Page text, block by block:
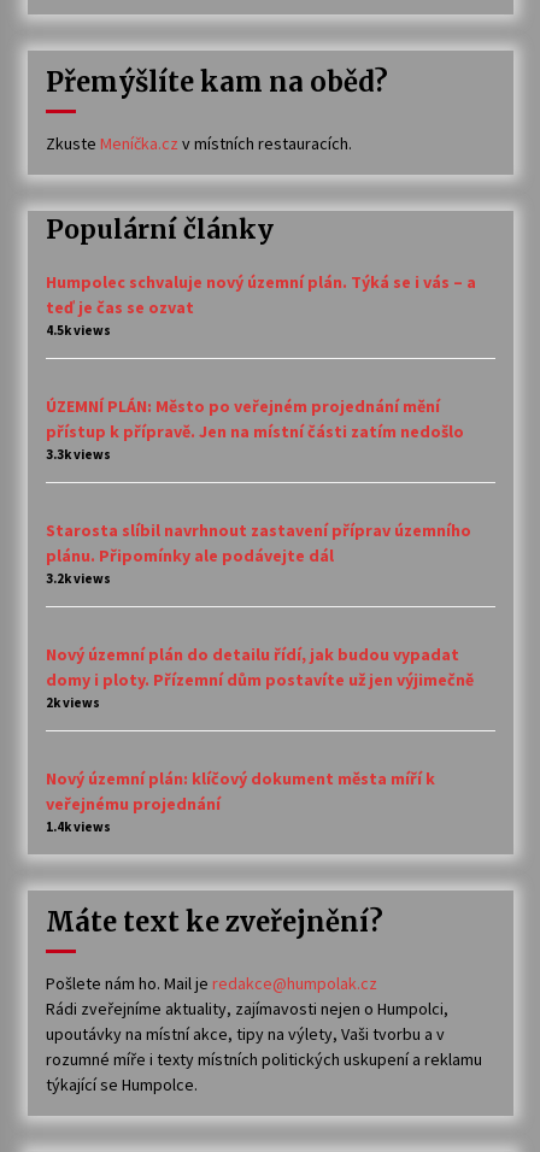
Přemýšlíte kam na oběd?
Zkuste Meníčka.cz v místních restauracích.
Populární články
Humpolec schvaluje nový územní plán. Týká se i vás – a
teď je čas se ozvat
4.5k views
ÚZEMNÍ PLÁN: Město po veřejném projednání mění
přístup k přípravě. Jen na místní části zatím nedošlo
3.3k views
Starosta slíbil navrhnout zastavení příprav územního
plánu. Připomínky ale podávejte dál
3.2k views
Nový územní plán do detailu řídí, jak budou vypadat
domy i ploty. Přízemní dům postavíte už jen výjimečně
2k views
Nový územní plán: klíčový dokument města míří k
veřejnému projednání
1.4k views
Máte text ke zveřejnění?
Pošlete nám ho. Mail je redakce@humpolak.cz
Rádi zveřejníme aktuality, zajímavosti nejen o Humpolci,
upoutávky na místní akce, tipy na výlety, Vaši tvorbu a v
rozumné míře i texty místních politických uskupení a reklamu
týkající se Humpolce.